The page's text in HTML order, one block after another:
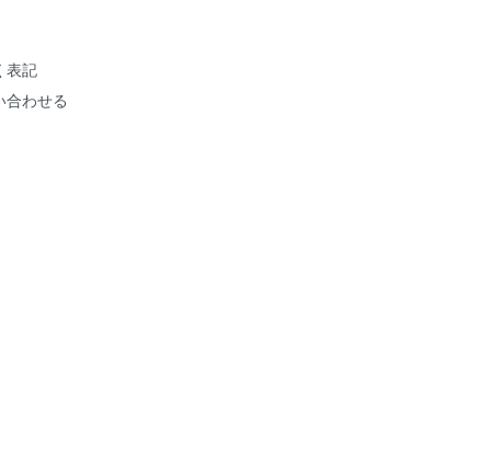
表記
合わせる